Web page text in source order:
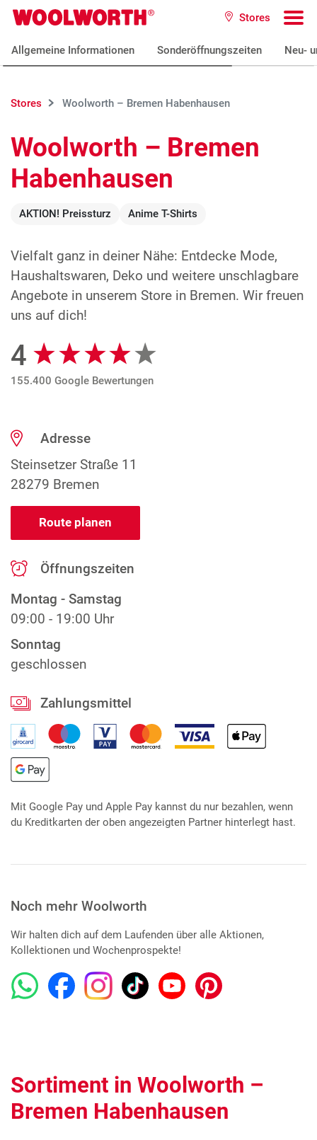
Zum Hauptinhalt
Woolworth GmbH Stores
Allgemeine Informationen Sonderöffnungszeiten Neu-
Stores Woolworth – Bremen Habenhausen
Woolworth – Bremen
Habenhausen
AKTION! Preissturz Anime T-Shirts
Vielfalt ganz in deiner Nähe: Entdecke Mode,
Haushaltswaren, Deko und weitere unschlagbare
Angebote in unserem Store in Bremen. Wir freuen
uns auf dich!
Google Bewertungen
4
155.400 Google Bewertungen
Adresse
Steinsetzer Straße 11
28279 Bremen
Route planen
Öffnungszeiten
Montag - Samstag
09:00 - 19:00 Uhr
Sonntag
geschlossen
Zahlungsmittel
Mit Google Pay und Apple Pay kannst du nur bezahlen, wenn
du Kreditkarten der oben angezeigten Partner hinterlegt hast.
Noch mehr Woolworth
Wir halten dich auf dem Laufenden über alle Aktionen,
Kollektionen und Wochenprospekte!
Sortiment in Woolworth –
Bremen Habenhausen